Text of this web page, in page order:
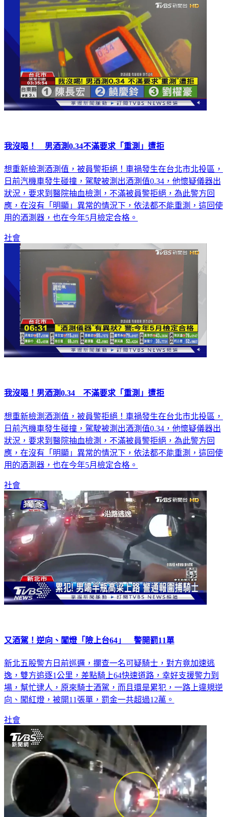
我沒喝！ 男酒測0.34不滿要求「重測」遭拒
想重新檢測酒測值，被員警拒絕！車禍發生在台北市北投區，
日前汽機車發生碰撞，駕駛被測出酒測值0.34，他懷疑儀器出
狀況，要求到醫院抽血檢測，不滿被員警拒絕，為此警方回
應，在沒有「明顯」異常的情況下，依法都不能重測，這回使
用的酒測器，也在今年5月檢定合格。
社會
我沒喝！男酒測0.34 不滿要求「重測」遭拒
想重新檢測酒測值，被員警拒絕！車禍發生在台北市北投區，
日前汽機車發生碰撞，駕駛被測出酒測值0.34，他懷疑儀器出
狀況，要求到醫院抽血檢測，不滿被員警拒絕，為此警方回
應，在沒有「明顯」異常的情況下，依法都不能重測，這回使
用的酒測器，也在今年5月檢定合格。
社會
又酒駕！逆向、闖燈「險上台64」 警開罰11單
新北五股警方日前巡邏，攔查一名可疑騎士，對方竟加速逃
逸，雙方追逐1公里，差點騎上64快速道路，幸好支援警力到
場，幫忙逮人，原來騎士酒駕，而且還是累犯，一路上違規逆
向、闖紅燈，被開11張單，罰金一共超過12萬。
社會